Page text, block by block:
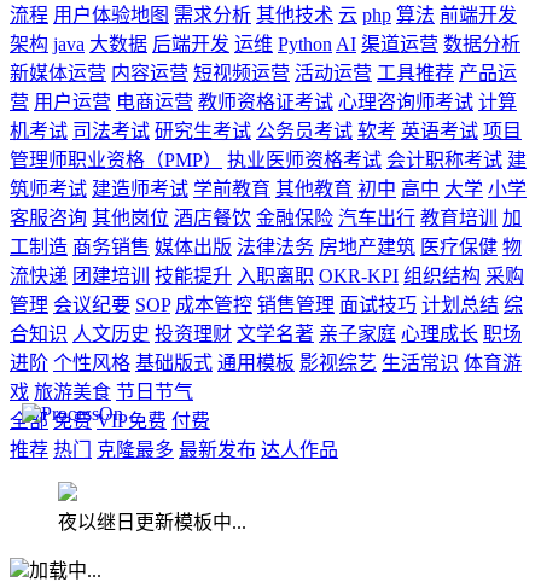
流程 用户体验地图 需求分析 其他技术 云 php 算法 前端开发
架构 java 大数据 后端开发 运维 Python AI 渠道运营 数据分析
新媒体运营 内容运营 短视频运营 活动运营 工具推荐 产品运
营 用户运营 电商运营 教师资格证考试 心理咨询师考试 计算
机考试 司法考试 研究生考试 公务员考试 软考 英语考试 项目
管理师职业资格（PMP）
执业医师资格考试 会计职称考试 建
筑师考试 建造师考试 学前教育 其他教育 初中 高中 大学 小学
客服咨询 其他岗位 酒店餐饮 金融保险 汽车出行 教育培训
加
工制造 商务销售 媒体出版 法律法务 房地产建筑 医疗保健 物
流快递 团建培训 技能提升 入职离职 OKR-KPI 组织结构 采购
管理 会议纪要 SOP 成本管控 销售管理 面试技巧 计划总结 综
合知识 人文历史 投资理财 文学名著 亲子家庭 心理成长 职场
进阶 个性风格 基础版式 通用模板 影视综艺 生活常识 体育游
戏 旅游美食 节日节气
全部 免费 VIP免费 付费
推荐 热门 克隆最多 最新发布 达人作品
夜以继日更新模板中...
加载中...